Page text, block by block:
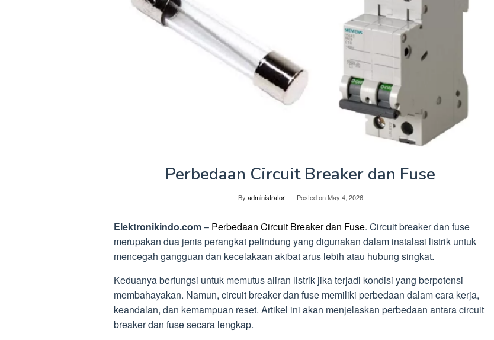
Perbedaan Circuit Breaker dan Fuse
By administrator Posted onMay 4, 2026
Elektronikindo.com– Perbedaan Circuit Breaker dan Fuse. Circuit breaker dan fuse
merupakan dua jenis perangkat pelindung yang digunakan dalam instalasi listrik untuk
mencegah gangguan dan kecelakaan akibat arus lebih atau hubung singkat.
Keduanya berfungsi untuk memutus aliran listrik jika terjadi kondisi yang berpotensi
membahayakan. Namun, circuit breaker dan fuse memiliki perbedaan dalam cara kerja,
keandalan, dan kemampuan reset. Artikel ini akan menjelaskan perbedaan antara circuit
breaker dan fuse secara lengkap.